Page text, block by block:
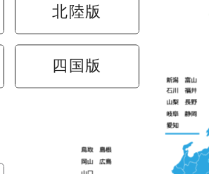
北陸版
四国版